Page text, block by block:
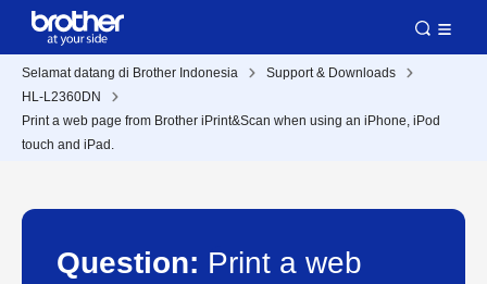
Selamat datang di Brother Indonesia
Support & Downloads
HL-L2360DN
Print a web page from Brother iPrint&Scan when using an iPhone, iPod
touch and iPad.
Question: Print a web